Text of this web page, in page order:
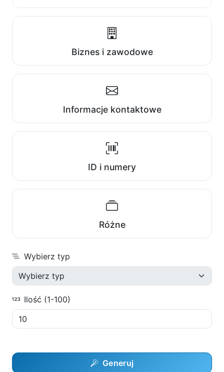
Biznes i zawodowe
Informacje kontaktowe
ID i numery
Różne
Wybierz typ
Ilość (1-100)
Generuj